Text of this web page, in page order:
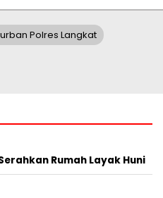
Polres Langkat
Rumah Layak Huni